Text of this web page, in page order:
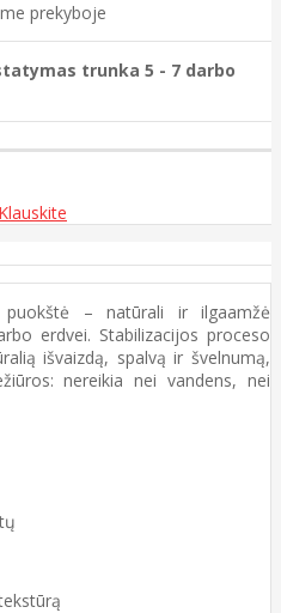
prekyboje
trunka 5 - 7 darbo
Klauskite
puokštė – natūrali ir ilgaamžė
erdvei. Stabilizacijos proceso
išvaizdą, spalvą ir švelnumą,
nereikia nei vandens, nei